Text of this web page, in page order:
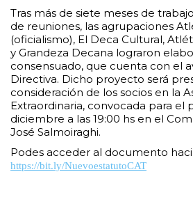
Tras más de siete meses de
de reuniones, las agrupaciones
(oficialismo), El Deca Cultural,
y Grandeza Decana lograron
consensuado, que cuenta con el
Directiva. Dicho proyecto será
consideración de los socios en la
Extraordinaria, convocada para el
diciembre a las 19:00 hs en el
José Salmoiraghi.
Podes acceder al documento
https://bit.ly/NuevoestatutoCAT